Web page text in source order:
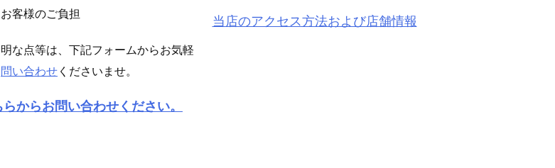
客様のご負担
な点等は、下記フォームからお気軽
問い合わせ くださいませ。
らからお問い合わせください。
当店のアクセス方法および店舗情報